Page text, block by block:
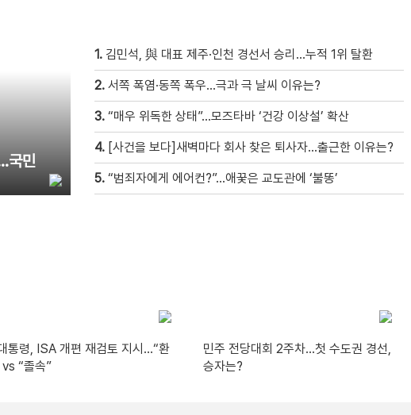
국민
1. 김민석, 與 대표 제주·인천 경선서 승리…누적 1위 탈환
2. 서쪽 폭염·동쪽 폭우…극과 극 날씨 이유는?
3. “매우 위독한 상태”…모즈타바 ‘건강 이상설’ 확산
4. [사건을 보다]새벽마다 회사 찾은 퇴사자…출근한 이유는?
5. “범죄자에게 에어컨?”…애꿎은 교도관에 ‘불똥’
통령, ISA 개편 재검토 지시…“환
vs “졸속”
민주 전당대회 2주차…첫 수도권 경선,
승자는?